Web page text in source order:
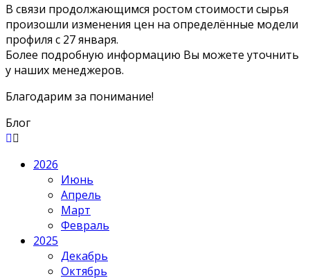
В связи продолжающимся ростом стоимости сырья
произошли изменения цен на определённые модели
профиля с 27 января.
Более подробную информацию Вы можете уточнить
у наших менеджеров.
Благодарим за понимание!
Блог
2026
Июнь
Апрель
Март
Февраль
2025
Декабрь
Октябрь